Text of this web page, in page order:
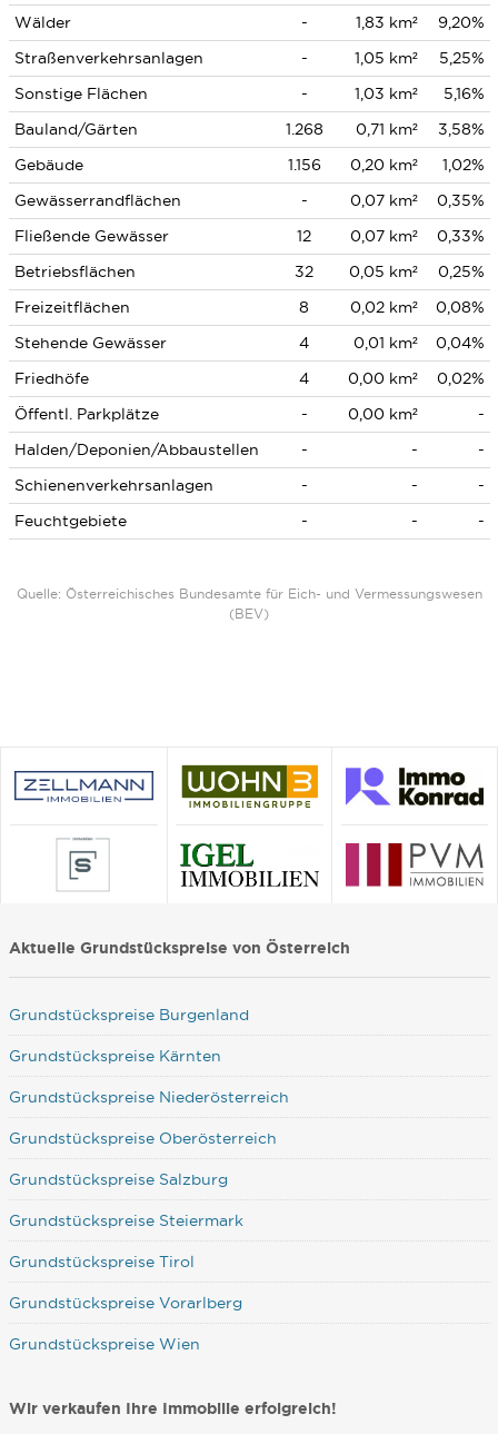
Wälder - 1,83 km²
9,20%
Straßenverkehrsanlagen
- 1,05 km²
5,25%
Sonstige Flächen
- 1,03 km²
5,16%
Bauland/Gärten
1.268 0,71 km²
3,58%
Gebäude
1.156 0,20 km²
1,02%
Gewässerrandflächen
- 0,07 km²
0,35%
Fließende Gewässer
12 0,07 km²
0,33%
Betriebsflächen
32 0,05 km²
0,25%
Freizeitflächen
8 0,02 km²
0,08%
Stehende Gewässer
4 0,01 km²
0,04%
Friedhöfe
4 0,00 km²
0,02%
Öffentl. Parkplätze
- 0,00 km²
-
Halden/Deponien/Abbaustellen
- -
-
Schienenverkehrsanlagen
- -
-
Feuchtgebiete
- - -
Quelle: Österreichisches Bundesamte für Eich- und Vermessungswesen
(BEV)
Aktuelle Grundstückspreise von Österreich
Grundstückspreise Burgenland
Grundstückspreise Kärnten
Grundstückspreise Niederösterreich
Grundstückspreise Oberösterreich
Grundstückspreise Salzburg
Grundstückspreise Steiermark
Grundstückspreise Tirol
Grundstückspreise Vorarlberg
Grundstückspreise Wien
Wir verkaufen Ihre Immobilie erfolgreich!